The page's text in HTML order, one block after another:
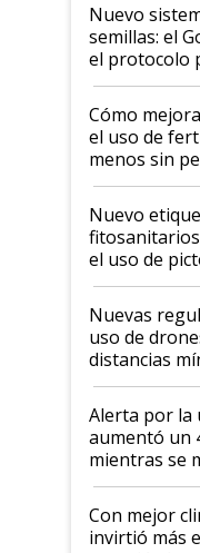
Nuevo
semillas: el
el protocolo
propiedad
Cómo
el uso de
menos sin
fina
Nuevo
el uso de
palabras de
indicaciones
Nuevas
uso de
distancias
Alerta por la
aumentó un
mientras se
conflicto en
Con mejor
invirtió más